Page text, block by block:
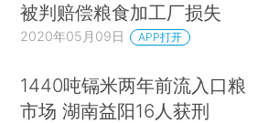
被判赔偿粮食加工厂损失
2020年05月09日 APP打开
1440吨镉米两年前流入口粮
市场 湖南益阳16人获刑